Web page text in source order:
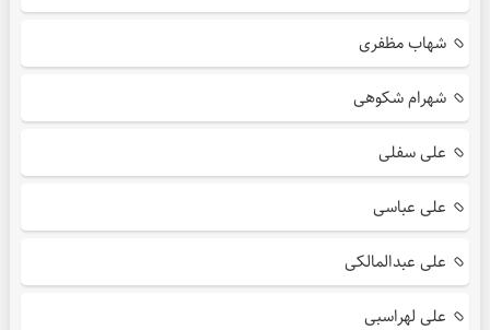
شهاب مظفری
شهرام شکوهی
علی سفلی
علی عباسی
علی عبدالمالکی
علی لهراسبی